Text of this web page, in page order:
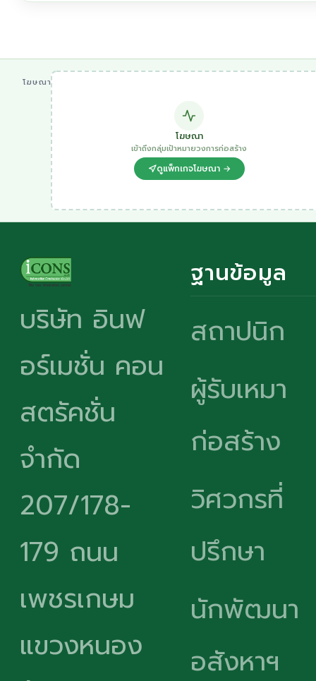
โฆษณา
โฆษณา
เข้าถึงกลุ่มเป้าหมายวงการก่อสร้าง
ดูแพ็กเกจโฆษณา →
บริษัท อินฟ
อร์เมชั่น คอน
สตรัคชั่น
จำกัด
207/178-
179 ถนน
เพชรเกษม
แขวงหนอง
ฐานข้อมูล
สถาปนิก
ผู้รับเหมา
ก่อสร้าง
วิศวกรที่
ปรึกษา
นักพัฒนา
อสังหาฯ